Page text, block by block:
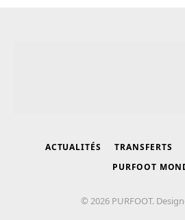
ACTUALITÉS TRANSFERTS
PURFOOT
© 2026 PURFOOT.